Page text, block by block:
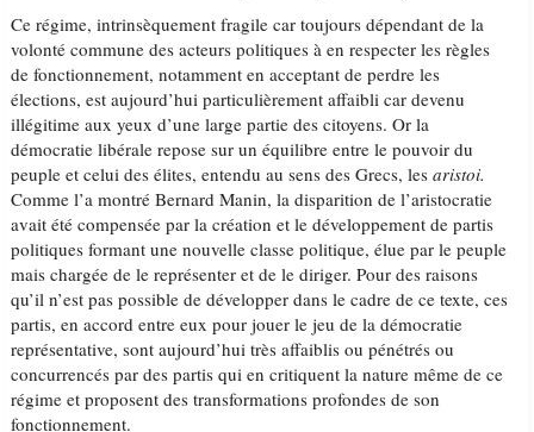
Ce régime, intrinsèquement fragile car toujours dépendant de la
volonté commune des acteurs politiques à en respecter les règles
de fonctionnement, notamment en acceptant de perdre les
élections, est aujourd’hui particulièrement affaibli car devenu
illégitime aux yeux d’une large partie des citoyens. Or la
démocratie libérale repose sur un équilibre entre le pouvoir du
peuple et celui des élites, entendu au sens des Grecs, lesaristoi.
Comme l’a montré Bernard Manin, la disparition de l’aristocratie
avait été compensée par la création et le développement de partis
politiques formant une nouvelle classe politique, élue par le peuple
mais chargée de le représenter et de le diriger. Pour des raisons
qu’il n’est pas possible de développer dans le cadre de ce texte, ces
partis, en accord entre eux pour jouer le jeu de la démocratie
représentative, sont aujourd’hui très affaiblis ou pénétrés ou
concurrencés par des partis qui en critiquent la nature même de ce
régime et proposent des transformations profondes de son
fonctionnement.